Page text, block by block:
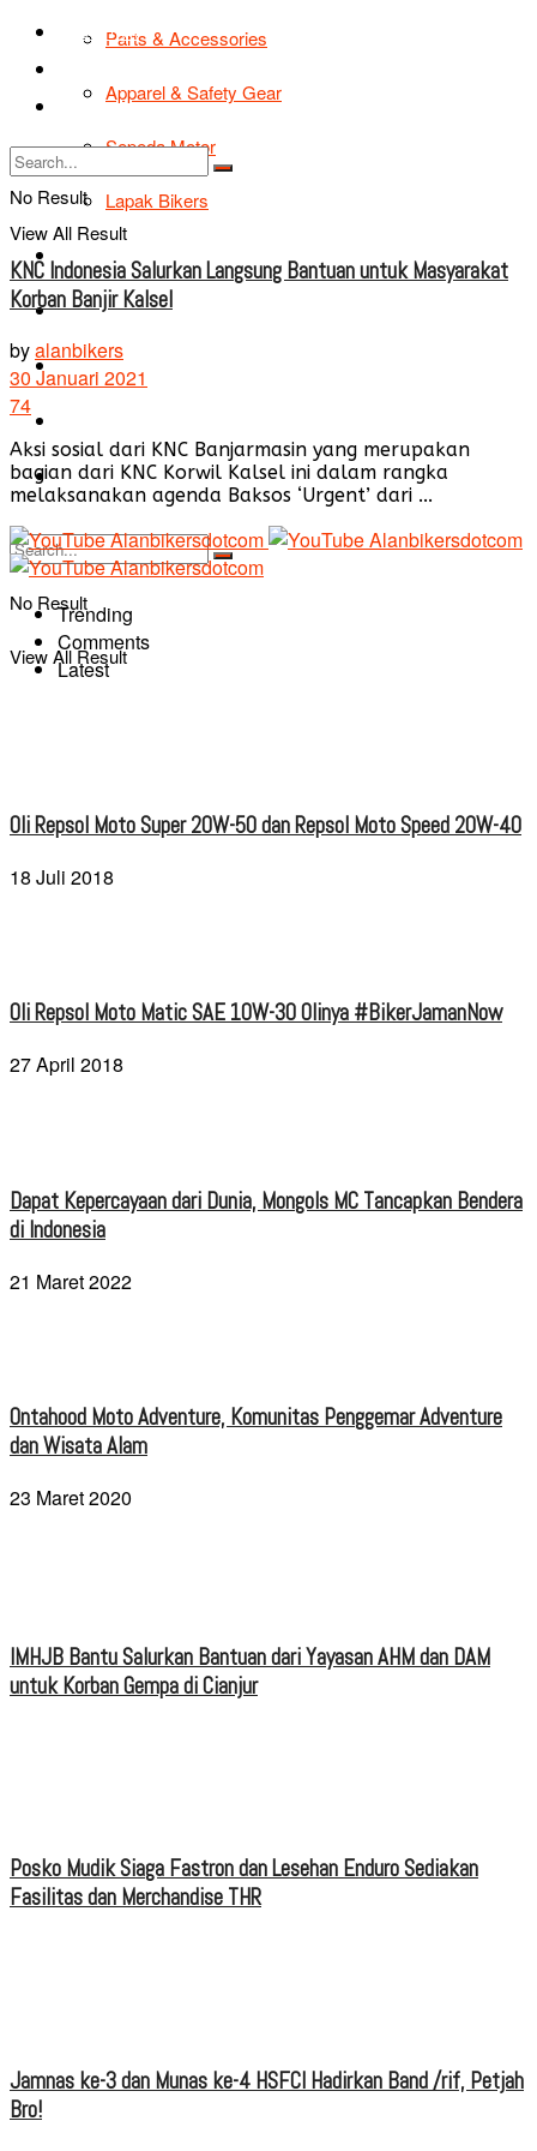
Parts & Accessories
Apparel & Safety Gear
Sepeda Motor
Lapak Bikers
Agenda
Road Safety
TIPS & TRIK
Tentang Kami
No Result
View All Result
TIPS & TRIK
Tentang Kami
No Result
View All Result
KNC Indonesia Salurkan Langsung Bantuan untuk Masyarakat
Korban Banjir Kalsel
byalanbikers
30 Januari 2021
74
Aksi sosial dari KNC Banjarmasin yang merupakan
bagian dari KNC Korwil Kalsel ini dalam rangka
melaksanakan agenda Baksos ‘Urgent’ dari ...
Trending
Comments
Latest
Oli Repsol Moto Super 20W-50 dan Repsol Moto Speed 20W-40
18 Juli 2018
Oli Repsol Moto Matic SAE 10W-30 Olinya #BikerJamanNow
27 April 2018
Dapat Kepercayaan dari Dunia, Mongols MC Tancapkan Bendera
di Indonesia
21 Maret 2022
Ontahood Moto Adventure, Komunitas Penggemar Adventure
dan Wisata Alam
23 Maret 2020
IMHJB Bantu Salurkan Bantuan dari Yayasan AHM dan DAM
untuk Korban Gempa di Cianjur
Posko Mudik Siaga Fastron dan Lesehan Enduro Sediakan
Fasilitas dan Merchandise THR
Jamnas ke-3 dan Munas ke-4 HSFCI Hadirkan Band /rif, Petjah
Bro!